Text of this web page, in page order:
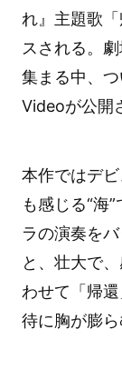
れ』主題歌
スされる。
集まる中、
Videoが公開
本作ではデ
も感じる“海
ラの演奏を
と、壮大で
わせて「帰
待に胸が膨ら